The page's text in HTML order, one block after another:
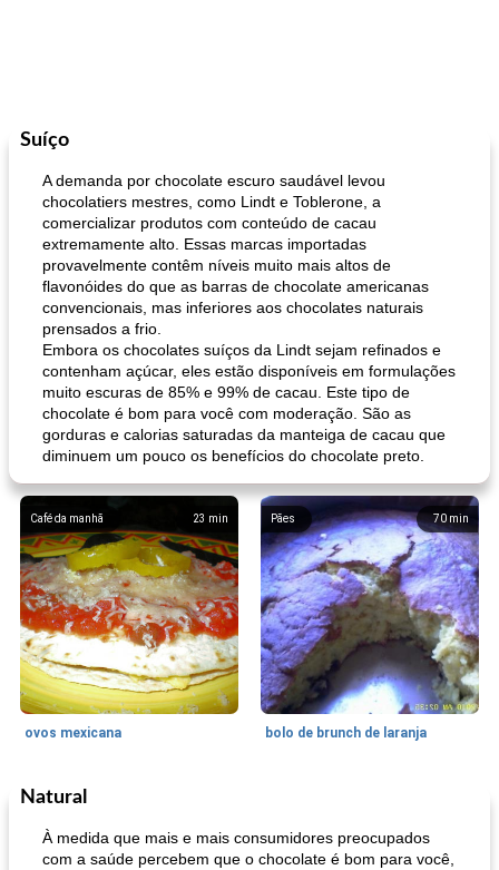
Suíço
A demanda por chocolate escuro saudável levou
chocolatiers mestres, como Lindt e Toblerone, a
comercializar produtos com conteúdo de cacau
extremamente alto. Essas marcas importadas
provavelmente contêm níveis muito mais altos de
flavonóides do que as barras de chocolate americanas
convencionais, mas inferiores aos chocolates naturais
prensados ​​a frio.
Embora os chocolates suíços da Lindt sejam refinados e
contenham açúcar, eles estão disponíveis em formulações
muito escuras de 85% e 99% de cacau. Este tipo de
chocolate é bom para você com moderação. São as
gorduras e calorias saturadas da manteiga de cacau que
diminuem um pouco os benefícios do chocolate preto.
23 min
Café da manhã
ovos mexicana
70 min
Pães
bolo de brunch de laranja
Pães De Fermento
Natural
À medida que mais e mais consumidores preocupados
com a saúde percebem que o chocolate é bom para você,